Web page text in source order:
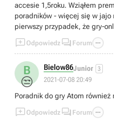
accesie 1,5roku. Wziąłem
poradników - więcej się w jajo
pierwszy przypadek, że gry-
Odpowiedz  Forum 
B
😒
Bielow86Junior 3
2021-07-08 20:49
Poradnik do gry Atom również
Odpowiedz  Forum 